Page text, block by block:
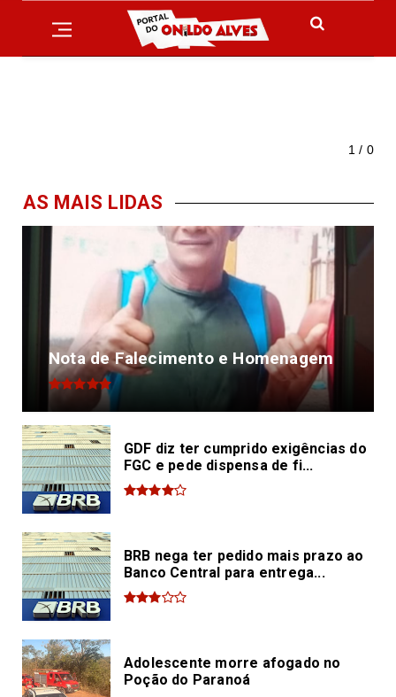
1 / 0
AS MAIS LIDAS
Nota de Falecimento e Homenagem
GDF diz ter cumprido exigências do
FGC e pede dispensa de fi...
BRB nega ter pedido mais prazo ao
Banco Central para entrega...
Adolescente morre afogado no
Poção do Paranoá